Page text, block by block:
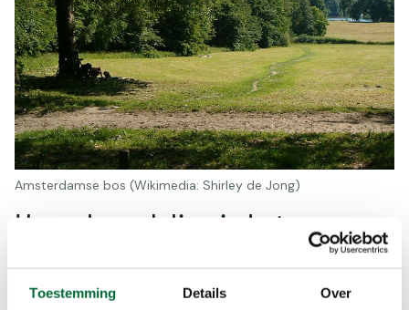
Toestemming Details Over
Amsterdamse bos (Wikimedia: Shirley de Jong)
Heuvelwandeling in het
Het Amsterdamse Bos is aangelegd in de Engelse